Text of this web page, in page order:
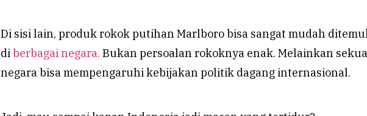
Di sisi lain, produk rokok putihan Marlboro bisa sangat mudah
diberbagai negara. Bukan persoalan rokoknya enak. Melainkan
negara bisa mempengaruhi kebijakan politik dagang internasional.